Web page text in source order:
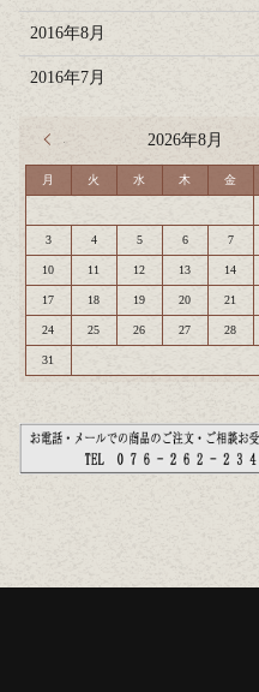
2016年8月
2016年7月
2026年8月
月 火 水 木 金
3 4 5 6 7
10 11 12 13 14
17 18 19 20 21
24 25 26 27 28
31